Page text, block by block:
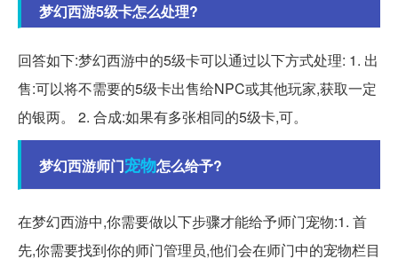
梦幻西游5级卡怎么处理?
回答如下:梦幻西游中的5级卡可以通过以下方式处理: 1. 出
售:可以将不需要的5级卡出售给NPC或其他玩家,获取一定
的银两。 2. 合成:如果有多张相同的5级卡,可。
梦幻西游师门宠物怎么给予?
在梦幻西游中,你需要做以下步骤才能给予师门宠物:1. 首
先,你需要找到你的师门管理员,他们会在师门中的宠物栏目